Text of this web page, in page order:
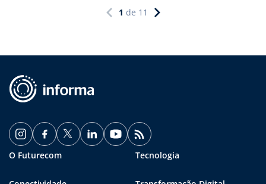
1 de 11
O Futurecom Tecnologia